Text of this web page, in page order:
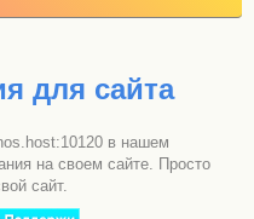
для сайта
в нашем
на своем сайте. Просто
сайт.